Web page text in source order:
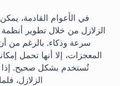
في الأعوام القادمة،
الزلازل من خلال تطوير
سرعة وذكاء. بالرغم من أن
المعجزات، إلا أنها تحمل
تُستخدم بشكل صحيح.
الزلازل،